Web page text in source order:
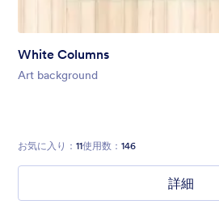
White Columns
Art background
お気に入り： 11使用数： 146
詳細